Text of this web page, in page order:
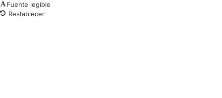
Fuente legible
Restablecer